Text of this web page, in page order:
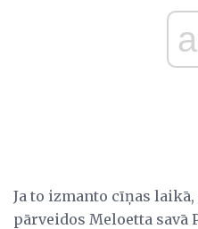
Ja to izmanto cīņas
pārveidos Meloetta savā